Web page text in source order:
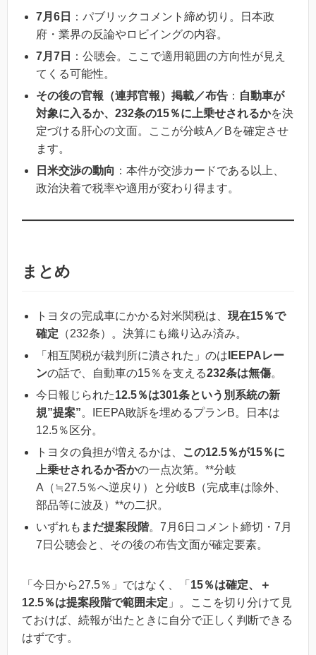
7月6日
：パブリックコメント締め切り。日本政
府・業界の反論やロビイングの内容。
7月7日
：公聴会。ここで適用範囲の方向性が見え
てくる可能性。
その後の官報（連邦官報）掲載／布告 ： 自動車が
対象に入るか、232条の15％に上乗せされるかを決
定づける肝心の文面。ここが分岐A／Bを確定させ
ます。
日米交渉の動向 ：本件が交渉カードである以上、
政治決着で税率や適用が変わり得ます。
まとめ
トヨタの完成車にかかる対米関税は、 現在15％で
確定 （232条）。決算にも織り込み済み。
「相互関税が裁判所に潰された」のは IEEPAレー
ンの話で、自動車の15％を支える232条は無傷。
今日報じられた12.5％は301条という別系統の新
規”提案”。IEEPA敗訴を埋めるプランB。日本は
12.5％区分。
トヨタの負担が増えるかは、
この12.5％が15％に
上乗せされるか否かの一点次第。**分岐
A（≒27.5％へ逆戻り）と分岐B（完成車は除外、
部品等に波及）**の二択。
いずれも まだ提案段階。7月6日コメント締切・7月
7日公聴会と、その後の布告文面が確定要素。
「今日から27.5％」ではなく、「 15％は確定、＋
12.5％は提案段階で範囲未定 」。ここを切り分けて見
ておけば、続報が出たときに自分で正しく判断できる
はずです。